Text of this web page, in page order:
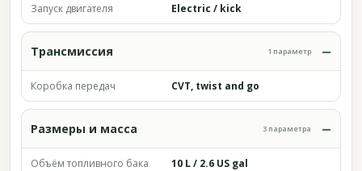
Запуск двигателя Electric / kick
Трансмиссия 1 параметр
Коробка передач CVT, twist and go
Размеры и масса 3 параметра
Объём топливного бака 10 L / 2.6 US gal